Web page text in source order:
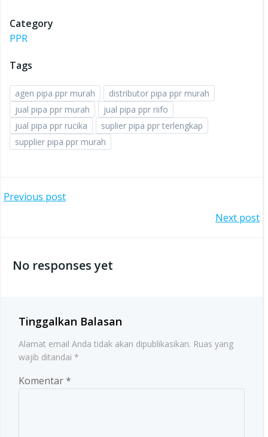
Category
PPR
Tags
agen pipa ppr murah
distributor pipa ppr murah
jual pipa ppr murah
jual pipa ppr riifo
jual pipa ppr rucika
suplier pipa ppr terlengkap
supplier pipa ppr murah
Post
Previous post
navigation
Next post
No responses yet
Tinggalkan Balasan
Alamat email Anda tidak akan dipublikasikan. Ruas yang
wajib ditandai *
Komentar*